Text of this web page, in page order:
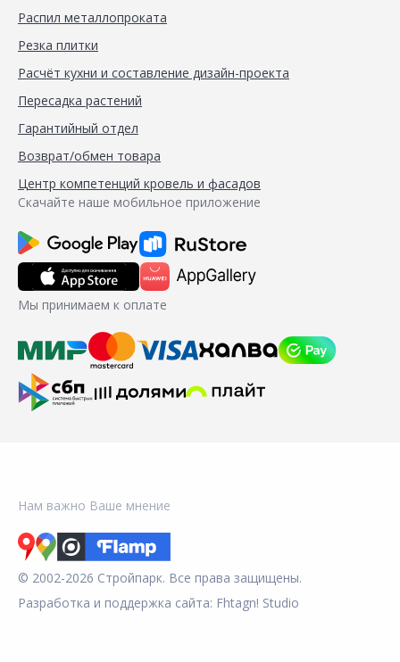
Распил металлопроката
Резка плитки
Расчёт кухни и составление дизайн-проекта
Пересадка растений
Гарантийный отдел
Возврат/обмен товара
Центр компетенций кровель и фасадов
Скачайте наше мобильное приложение
Мы принимаем к оплате
Нам важно Ваше мнение
© 2002-2026 Стройпарк. Все права защищены.
Разработка и поддержка сайта: Fhtagn! Studio